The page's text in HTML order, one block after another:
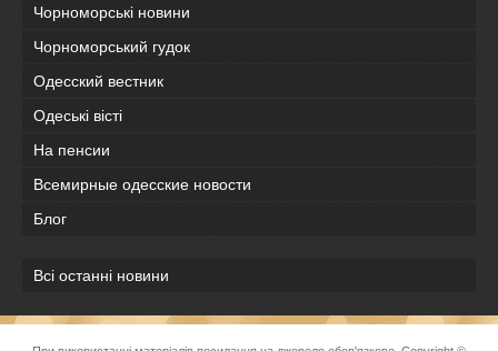
Чорноморські новини
Чорноморський гудок
Одесский вестник
Одеськi вiстi
На пенсии
Всемирные одесские новости
Блог
Всі останні новини